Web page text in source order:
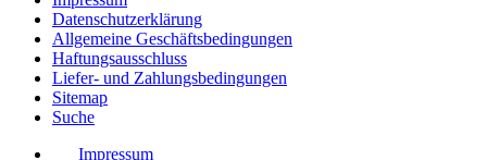
Datenschutzerklärung
Allgemeine Geschäftsbedingungen
Haftungsausschluss
Liefer- und Zahlungsbedingungen
Sitemap
Suche
Impressum